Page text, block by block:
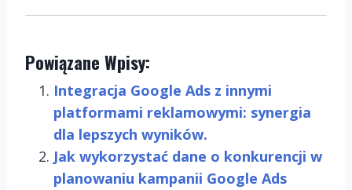
Powiązane Wpisy:
Integracja Google Ads z innymi
platformami reklamowymi: synergia
dla lepszych wyników.
Jak wykorzystać dane o konkurencji w
planowaniu kampanii Google Ads